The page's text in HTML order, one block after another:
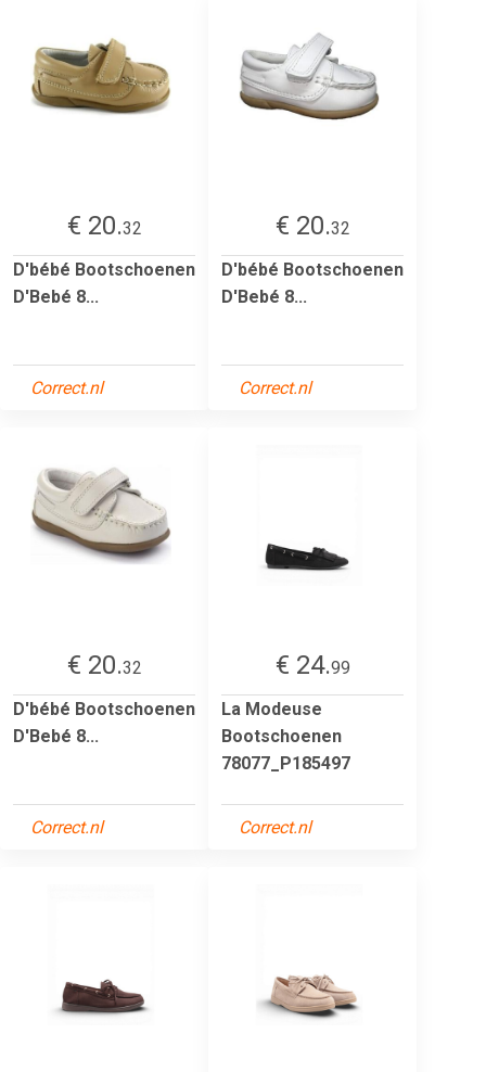
€ 20.32
D'bébé Bootschoenen
D'Bebé 8...
Correct.nl
€ 20.32
D'bébé Bootschoenen
D'Bebé 8...
Correct.nl
€ 20.32
D'bébé Bootschoenen
D'Bebé 8...
Correct.nl
€ 24.99
La Modeuse
Bootschoenen
78077_P185497
Correct.nl